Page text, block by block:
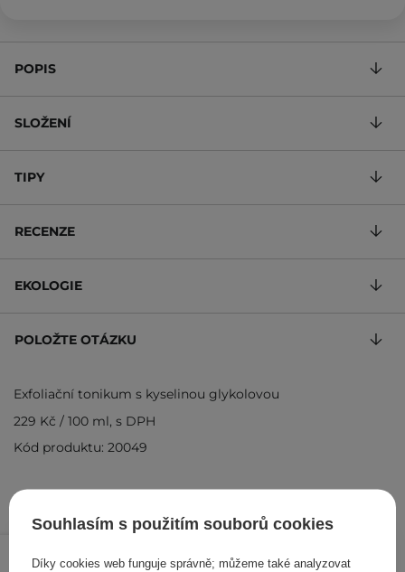
POPIS
SLOŽENÍ
TIPY
RECENZE
EKOLOGIE
POLOŽTE OTÁZKU
Exfoliační tonikum s kyselinou glykolovou
229 Kč / 100 ml, s DPH
Kód produktu: 20049
Souhlasím s použitím souborů cookies
Díky cookies web funguje správně; můžeme také analyzovat